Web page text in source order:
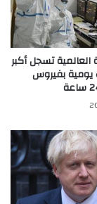
تسجل أكبر
يومية بفيروس